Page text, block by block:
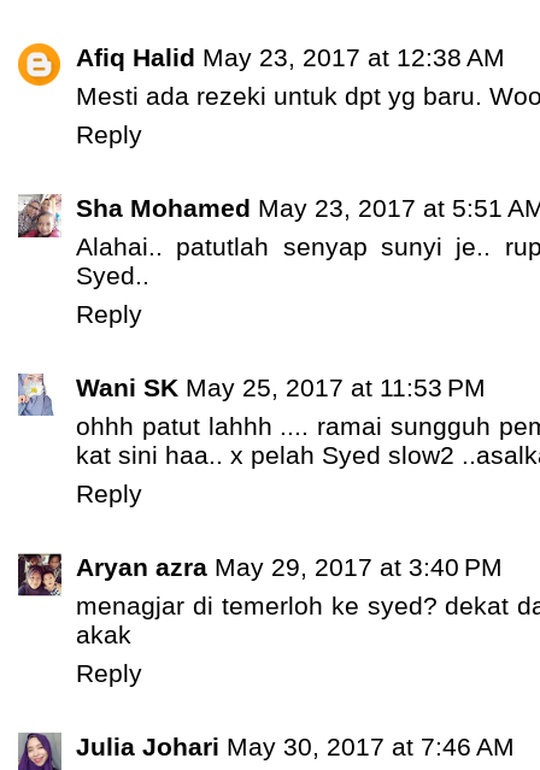
Afiq Halid May 23, 2017 at 12:38 AM
Mesti ada rezeki untuk dpt yg baru.
Reply
Sha Mohamed May 23, 2017 at 5:51
Alahai.. patutlah senyap sunyi je..
Syed..
Reply
Wani SK May 25, 2017 at 11:53 PM
ohhh patut lahhh .... ramai sungguh
kat sini haa.. x pelah Syed slow2
Reply
Aryan azra May 29, 2017 at 3:40 PM
menagjar di temerloh ke syed? dekat
akak
Reply
Julia Johari May 30, 2017 at 7:46 AM